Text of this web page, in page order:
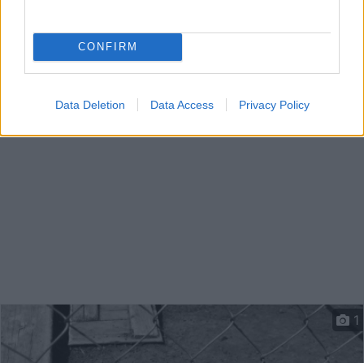
CONFIRM
Data Deletion Data Access Privacy Policy
Azienda agrituristica che alleva animali da cortile, prod...
Tarquinia (VT) - 36.2km
1